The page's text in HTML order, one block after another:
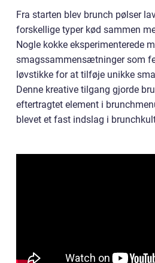
Fra starten blev brunch pølser
forskellige typer kød sammen
Nogle kokke eksperimenterede
smagssammensætninger som
løvstikke for at tilføje unikke
Denne kreative tilgang gjorde
eftertragtet element i
blevet et fast indslag i